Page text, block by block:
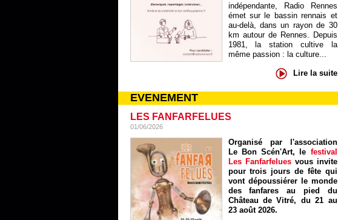
indépendante, Radio Rennes
émet sur le bassin rennais et
au-delà, dans un rayon de 30
km autour de Rennes. Depuis
1981, la station cultive la
même passion : la culture...
Lire la suite
EVENEMENT
LES FANFARFELUES
01/06/2026
Organisé par l'association
Le Bon Scén'Art, le festival
Les Fanfarfelues vous invite
pour trois jours de fête qui
vont dépoussiérer le monde
des fanfares au pied du
Château de Vitré, du 21 au
23 août 2026.